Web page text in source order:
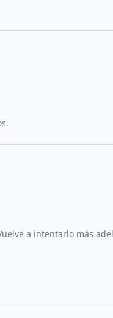
a intentarlo más